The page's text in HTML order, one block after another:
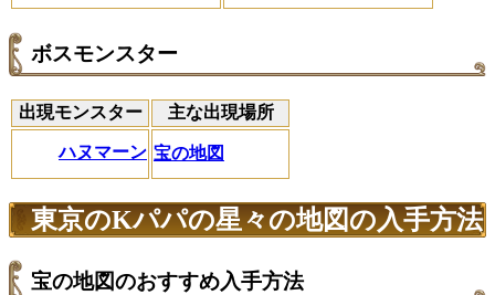
ボスモンスター
出現モンスター 主な出現場所
ハヌマーン 宝の地図
東京のKパパの星々の地図の入手方法
宝の地図のおすすめ入手方法